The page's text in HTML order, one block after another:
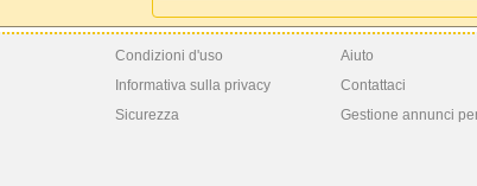
Condizioni d'uso
Informativa sulla privacy
Sicurezza
Aiuto
Contattaci
Gestione annunci